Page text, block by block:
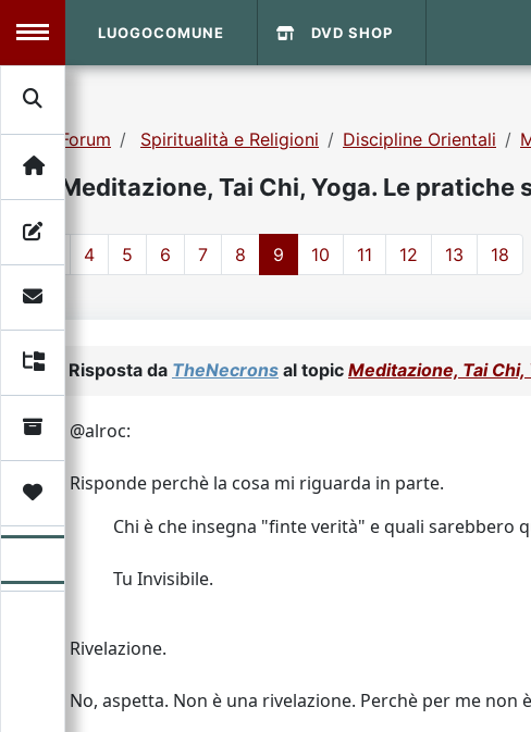
MENU
Search
DVD Shop
Info Sito
Login
Vecchio Sito
Archivio
Video
Forum
Donazione
LUOGOCOMUNE DVD SHOP
Forum Spiritualità e Religioni Discipline Orientali
Meditazione, Tai Chi, Yoga. Le pratiche
4 5 6 7 8 9 10 11 12 13 18
Risposta da TheNecrons al topic Meditazione, Tai
@alroc:
Risponde perchè la cosa mi riguarda in parte.
Chi è che insegna "finte verità" e quali sarebbero
Tu Invisibile.
Rivelazione.
No, aspetta. Non è una rivelazione. Perchè per me non